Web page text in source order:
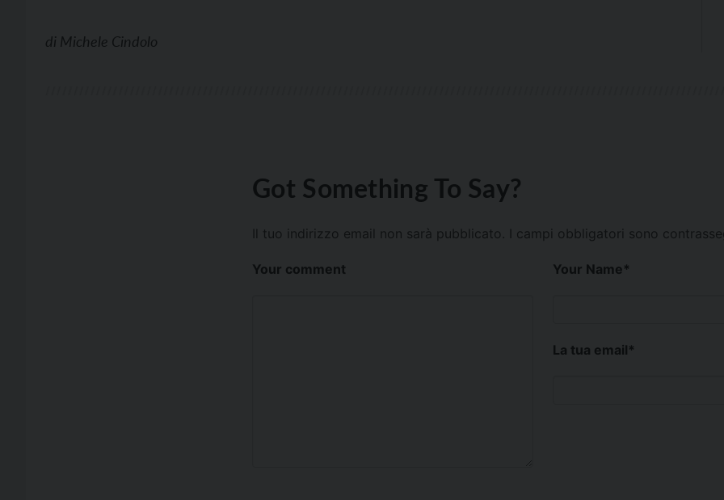
di Michele Cindolo
Got Something To Say?
Il tuo indirizzo email non sarà pubblicato. I campi obbligatori sono
Your comment Your Name*
La tua email*